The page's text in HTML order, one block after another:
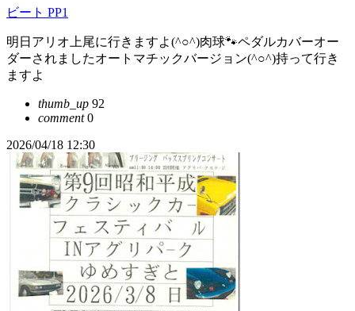
ビート PP1
明日アリオ上尾に行きますよ(^○^)肉球🐾ペダルカバーオー
ダーされましたオートマチックバージョン(^○^)持って行き
ますよ
thumb_up 92
comment0
2026/04/18 12:30